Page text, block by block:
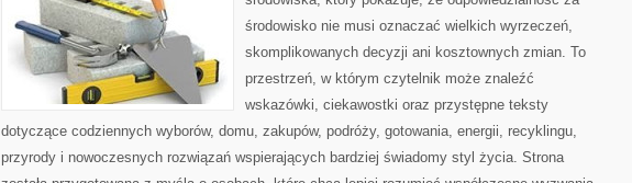
środowisko nie musi oznaczać wielkich wyrzeczeń,
skomplikowanych decyzji ani kosztownych zmian. To
przestrzeń, w którym czytelnik może znaleźć
wskazówki, ciekawostki oraz przystępne teksty
dotyczące codziennych wyborów, domu, zakupów, podróży, gotowania, energii, recyklingu,
przyrody i nowoczesnych rozwiązań wspierających bardziej świadomy styl życia. Strona